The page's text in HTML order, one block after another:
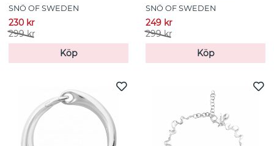
SNÖ OF SWEDEN
230 kr
299 kr
Köp
SNÖ OF SWEDEN
249 kr
299 kr
Köp